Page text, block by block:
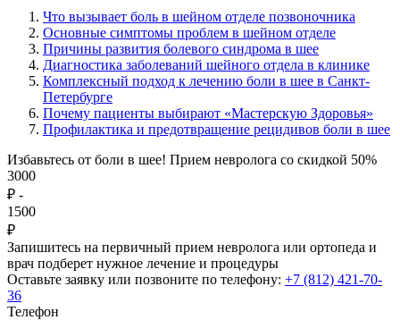
Что вызывает боль в шейном отделе позвоночника
Основные симптомы проблем в шейном отделе
Причины развития болевого синдрома в шее
Диагностика заболеваний шейного отдела в клинике
Комплексный подход к лечению боли в шее в Санкт-
Петербурге
Почему пациенты выбирают «Мастерскую Здоровья»
Профилактика и предотвращение рецидивов боли в шее
Избавьтесь от боли в шее! Прием невролога со скидкой 50%
3000
₽ -
1500
₽
Запишитесь на первичный прием невролога или ортопеда и
врач подберет нужное лечение и процедуры
Оставьте заявку или позвоните по телефону: +7 (812) 421-70-
36
Телефон